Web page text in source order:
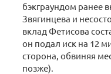
бэкграундом ранее
Звягинцева и
вклад Фетисова
он подал иск на 12
сторона, обвиняя
позже).